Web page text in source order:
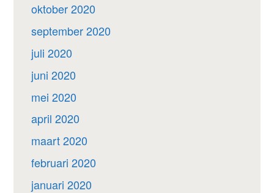
oktober 2020
september 2020
juli 2020
juni 2020
mei 2020
april 2020
maart 2020
februari 2020
januari 2020